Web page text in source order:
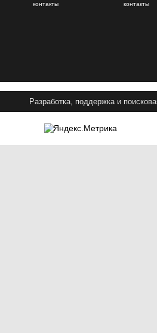
контакты
контакты
Разработка, поддержка и